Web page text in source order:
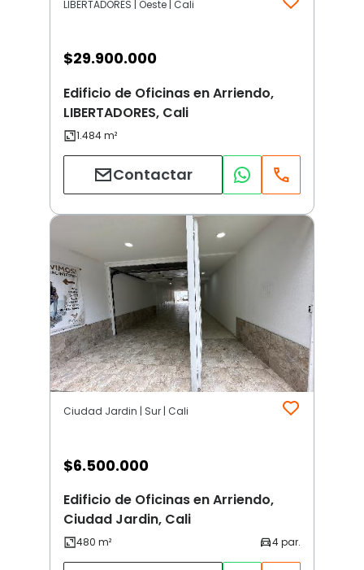
LIBERTADORES | Oeste | Cali
$29.900.000
Edificio de Oficinas en Arriendo,
LIBERTADORES, Cali
Contactar
Ciudad Jardin | Sur | Cali
$6.500.000
Edificio de Oficinas en Arriendo,
Ciudad Jardin, Cali